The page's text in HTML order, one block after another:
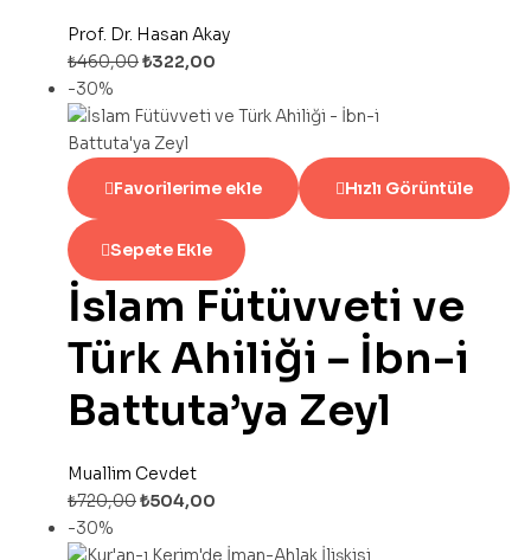
Prof. Dr. Hasan Akay
₺460,00₺322,00
-30%
Favorilerime ekle Hızlı Görüntüle
Sepete Ekle
İslam Fütüvveti ve
Türk Ahiliği – İbn-i
Battuta’ya Zeyl
Muallim Cevdet
₺720,00₺504,00
-30%